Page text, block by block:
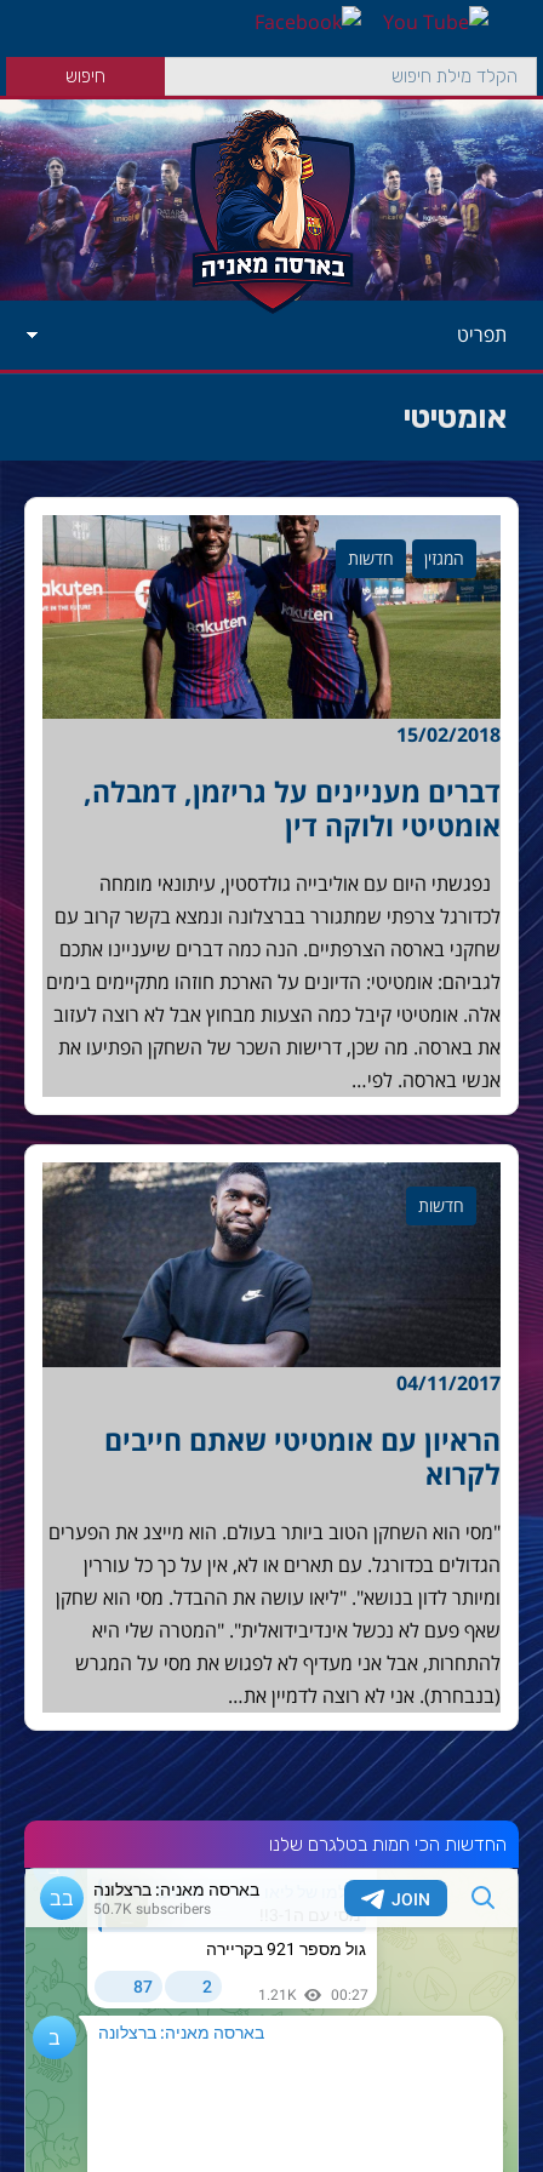
תפריט
אומטיטי
המגזין חדשות
15/02/2018
דברים מעניינים על גריזמן, דמבלה,
אומטיטי ולוקה דין
נפגשתי היום עם אוליבייה גולדסטין, עיתונאי מומחה
לכדורגל צרפתי שמתגורר בברצלונה ונמצא בקשר קרוב עם
שחקני בארסה הצרפתיים. הנה כמה דברים שיעניינו אתכם
לגביהם: אומטיטי: הדיונים על הארכת חוזהו מתקיימים בימים
אלה. אומטיטי קיבל כמה הצעות מבחוץ אבל לא רוצה לעזוב
את בארסה. מה שכן, דרישות השכר של השחקן הפתיעו את
אנשי בארסה. לפי…
חדשות
04/11/2017
הראיון עם אומטיטי שאתם חייבים
לקרוא
"מסי הוא השחקן הטוב ביותר בעולם. הוא מייצג את הפערים
הגדולים בכדורגל. עם תארים או לא, אין על כך כל עוררין
ומיותר לדון בנושא". "ליאו עושה את ההבדל. מסי הוא שחקן
שאף פעם לא נכשל אינדיבידואלית". "המטרה שלי היא
להתחרות, אבל אני מעדיף לא לפגוש את מסי על המגרש
(בנבחרת). אני לא רוצה לדמיין את…
החדשות הכי חמות בטלגרם שלנו